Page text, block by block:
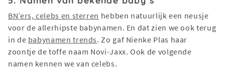
BN’ers, celebs en sterren hebben natuurlijk een neusje
voor de allerhipste babynamen. En dat zien we ook terug
in de babynamen trends. Zo gaf Nienke Plas haar
zoontje de toffe naam Novi-Jaxx. Ook de volgende
namen kennen we van celebs.